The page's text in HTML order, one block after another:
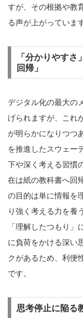
すが、その根拠や教
る声が上がっていま
「分かりやす
回帰」
デジタル化の最大の
げられますが、これ
が明らかになりつつ
を推進したスウェー
下や深く考える習慣
在は紙の教科書へ回
の目的は単に情報を
り強く考える力を養
「理解したつもり
に負荷をかける深い
クがあるため、利便
です。
思考停止に陥る